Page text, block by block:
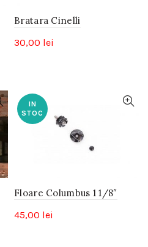
Bratara Cinelli
30,00 lei
IN
STOC
Floare Columbus 1 1/8″
45,00 lei